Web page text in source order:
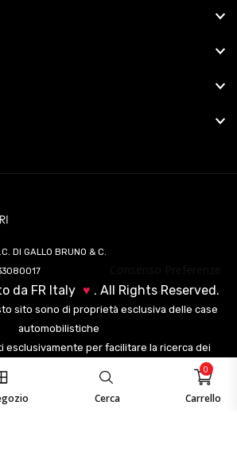
Cerca Carrello
0
DI GALLO BRUNO & C.
da FR Italy ♥ . All Rights Reserved.
sito sono di proprietà esclusiva delle case
automobilistiche
esclusivamente per facilitare la ricerca dei